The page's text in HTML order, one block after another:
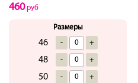
460руб
Размеры
46 - +
48 - +
50 - +